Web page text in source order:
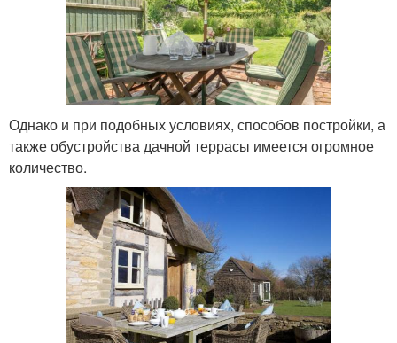
Однако и при подобных условиях, способов постройки, а
также обустройства дачной террасы имеется огромное
количество.